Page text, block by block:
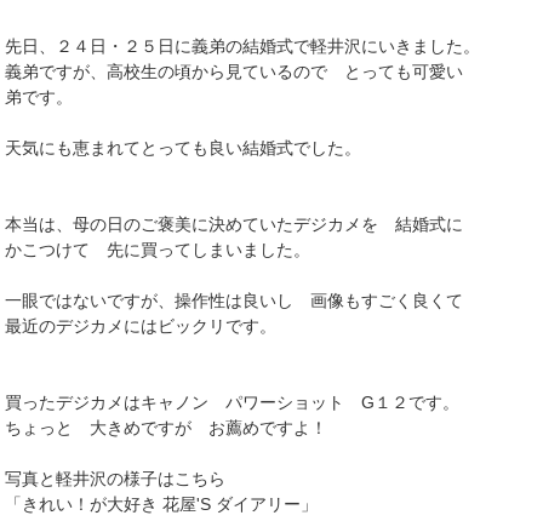
先日、２４日・２５日に義弟の結婚式で軽井沢にいきました。
義弟ですが、高校生の頃から見ているので とっても可愛い
弟です。
天気にも恵まれてとっても良い結婚式でした。
本当は、母の日のご褒美に決めていたデジカメを 結婚式に
かこつけて 先に買ってしまいました。
一眼ではないですが、操作性は良いし 画像もすごく良くて
最近のデジカメにはビックリです。
買ったデジカメはキャノン パワーショット G１２です。
ちょっと 大きめですが お薦めですよ！
写真と軽井沢の様子はこちら
「きれい！が大好き 花屋'S ダイアリー」